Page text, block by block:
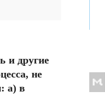
и другие
не
а) в